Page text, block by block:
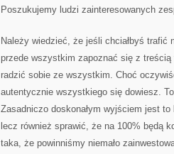
Poszukujemy ludzi zainteresowanych
Należy wiedzieć, że jeśli chciałbyś trafić
przede wszystkim zapoznać się z treścią
radzić sobie ze wszystkim. Choć
autentycznie wszystkiego się dowiesz.
Zasadniczo doskonałym wyjściem jest
lecz również sprawić, że na 100% będą
taka, że powinniśmy niemało